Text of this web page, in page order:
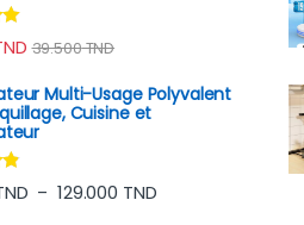
39.500TND
Multi-Usage Polyvalent
Cuisine et
– 129.000 TNDPlage de prix :